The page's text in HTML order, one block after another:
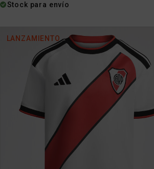
Stock para envío
LANZAMIENTO